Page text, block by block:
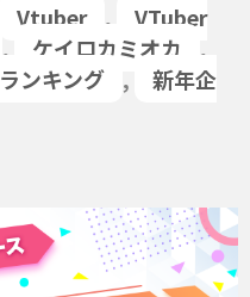
Vtuber ,
VTuber
, ケイロカミオカ
,
ランキング ,
新年企